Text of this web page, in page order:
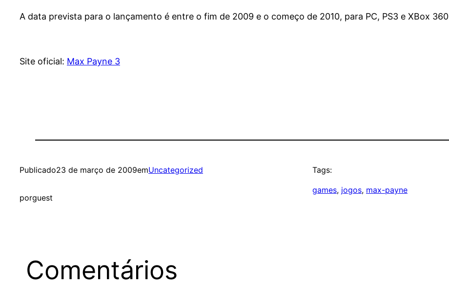
A data prevista para o lançamento é entre o fim de 2009 e o começo de 2010, para PC, PS3 e XBox 360
Site oficial: Max Payne 3
Publicado23 de março de 2009emUncategorized
porguest
Tags:
games, jogos, max-payne
Comentários